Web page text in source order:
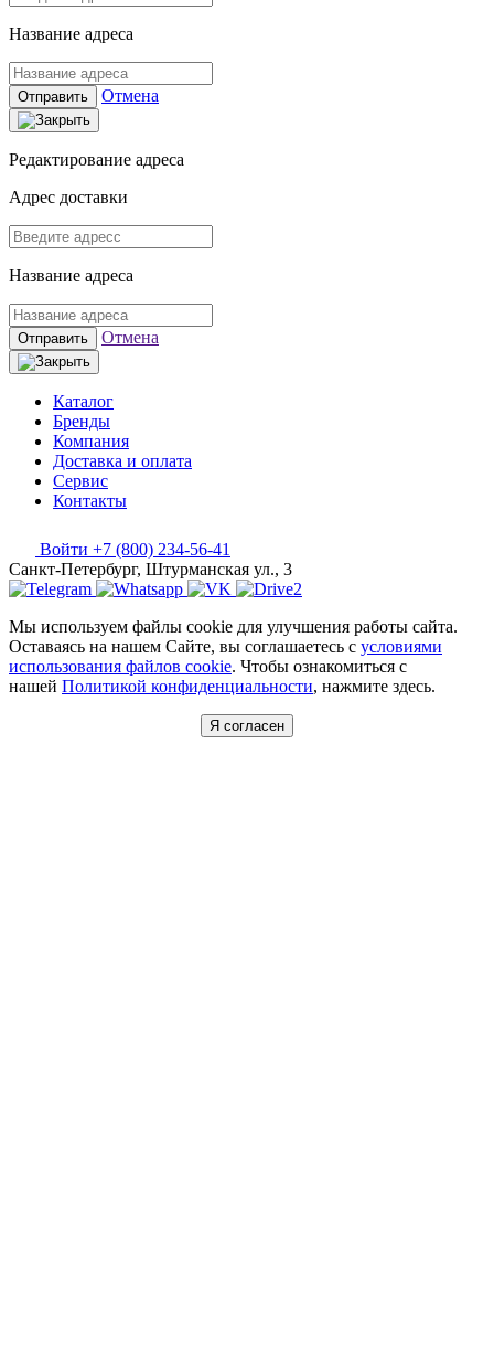
Название адреса
Отправить Отмена
Редактирование адреса
Адрес доставки
Название адреса
Отправить Отмена
Каталог
Бренды
Компания
Доставка и оплата
Сервис
Контакты
Войти +7 (800) 234-56-41
Санкт-Петербург, Штурманская ул., 3
Мы используем файлы cookie для улучшения работы сайта.
Оставаясь на нашем Сайте, вы соглашаетесь с условиями
использования файлов cookie. Чтобы ознакомиться с
нашей Политикой конфиденциальности, нажмите здесь.
Я согласен